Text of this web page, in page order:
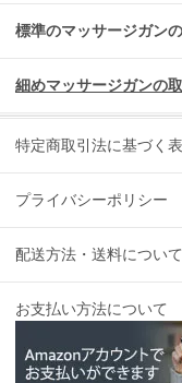
標準のマッサージガン
細めマッサージガンの
特定商取引法に基づく
プライバシーポリシー
配送方法・送料について
お支払い方法について